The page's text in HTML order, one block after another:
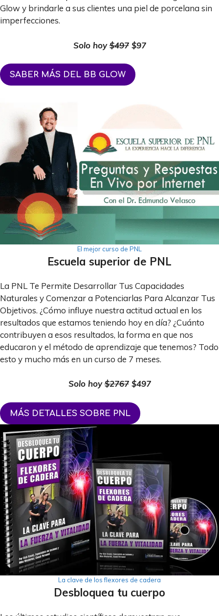
Glow y brindarle a sus clientes una piel de porcelana sin
imperfecciones.
Solo hoy$497$97
SABER MÁS DEL BB GLOW
El mejor curso de PNL
Escuela superior de PNL
La PNL Te Permite Desarrollar Tus Capacidades
Naturales y Comenzar a Potenciarlas Para Alcanzar Tus
Objetivos. ¿Cómo influye nuestra actitud actual en los
resultados que estamos teniendo hoy en día? ¿Cuánto
contribuyen a esos resultados, la forma en que nos
educaron y el método de aprendizaje que tenemos? Todo
esto y mucho más en un curso de 7 meses.
Solo hoy$2767$497
MÁS DETALLES SOBRE PNL
La clave de los flexores de cadera
Desbloquea tu cuerpo